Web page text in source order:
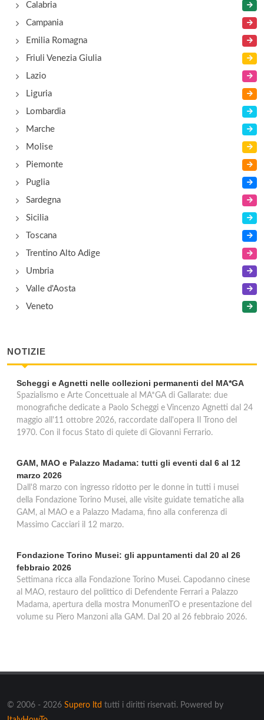
Museo del Capriolo
strada Statale Marsicana 83, Bisegna
Calabria
Campania
Emilia Romagna
Friuli Venezia Giulia
Lazio
Liguria
Lombardia
Marche
Molise
Piemonte
Puglia
Sardegna
Sicilia
Toscana
Trentino Alto Adige
Umbria
Valle d'Aosta
Veneto
NOTIZIE
Scheggi e Agnetti nelle collezioni permanenti del MA*GA
Spazialismo e Arte Concettuale al MA*GA di Gallarate: due
monografiche dedicate a Paolo Scheggi e Vincenzo Agnetti dal 24
maggio all'11 ottobre 2026, raccordate dall'opera Il Trono del
1970. Con il focus Stato di quiete di Giovanni Ferrario.
GAM, MAO e Palazzo Madama: tutti gli eventi dal 6 al 12
marzo 2026
Dall'8 marzo con ingresso ridotto per le donne in tutti i musei
della Fondazione Torino Musei, alle visite guidate tematiche alla
GAM, al MAO e a Palazzo Madama, fino alla conferenza di
Massimo Cacciari il 12 marzo.
Fondazione Torino Musei: gli appuntamenti dal 20 al 26
febbraio 2026
Settimana ricca alla Fondazione Torino Musei. Capodanno cinese
al MAO, restauro del polittico di Defendente Ferrari a Palazzo
Madama, apertura della mostra MonumenTO e presentazione del
volume su Piero Manzoni alla GAM. Dal 20 al 26 febbraio 2026.
© 2006 - 2026 Supero ltd tutti i diritti riservati. Powered by